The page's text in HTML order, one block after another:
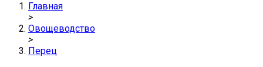
Главная
>
Овощеводство
>
Перец